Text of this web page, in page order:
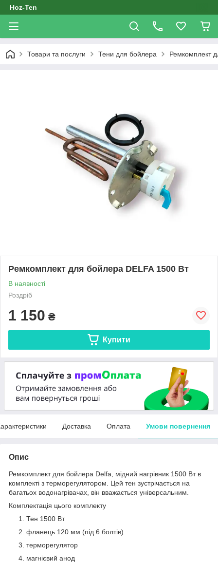
Hoz-Ten
Товари та послуги Тени для бойлера Ремкомплект
Ремкомплект для бойлера DELFA 1500 Вт
В наявності
Роздріб
1 150 ₴
Купити
Доставка Оплата Умови повернення
Опис
Ремкомплект для бойлера Delfa, мідний нагрівник 1500 Вт в
комплекті з терморегулятором. Цей тен зустрічається на
багатьох водонагрівачах, він вважається універсальним.
Комплектація цього комплекту
Тен 1500 Вт
фланець 120 мм (під 6 болтів)
терморегулятор
магнієвий анод